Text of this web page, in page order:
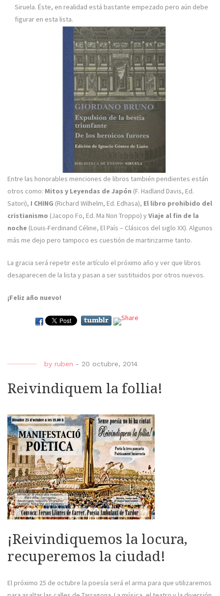
Siruela. Éste, en realidad está bastante empezado pero aún debe
figurar en esta lista.
Entre las honorables menciones de libros también pendientes están
otros como: Mitos y Leyendas de Japón (F. Hadland Davis, Ed.
Satori), I CHING (Richard Wilhelm, Ed. Edhasa), El libro prohibido del
cristianismo (Jacopo Fo, Ed. Ma Non Troppo) yViaje al fin de la
noche (Louis-Ferdinand Céline, El País – Clásicos del siglo XX). Algunos
más me dejo pero tampoco es cuestión de martirizarme tanto.
La gracia será repetir este artículo el próximo año y ver que libros
desaparecen de la lista y pasan a ser sustituidos por otros nuevos.
¡Feliz año nuevo!
by ruben - 20 octubre, 2014
Reivindiquem la follia!
¡Reivindiquemos la locura,
recuperemos la ciudad!
El próximo 25 de octubre la poesía será el arma para que utilizaremos